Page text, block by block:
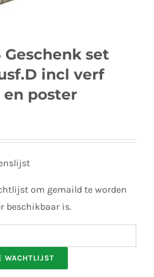
set
incl verf
poster
om gemaild te worden
beschikbaar is.
WACHTLIJST